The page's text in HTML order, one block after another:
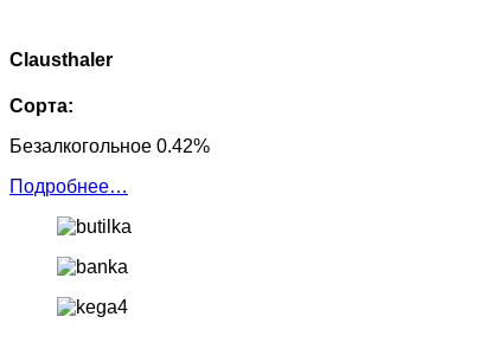
Clausthaler
Сорта:
Безалкогольное 0.42%
Подробнее…